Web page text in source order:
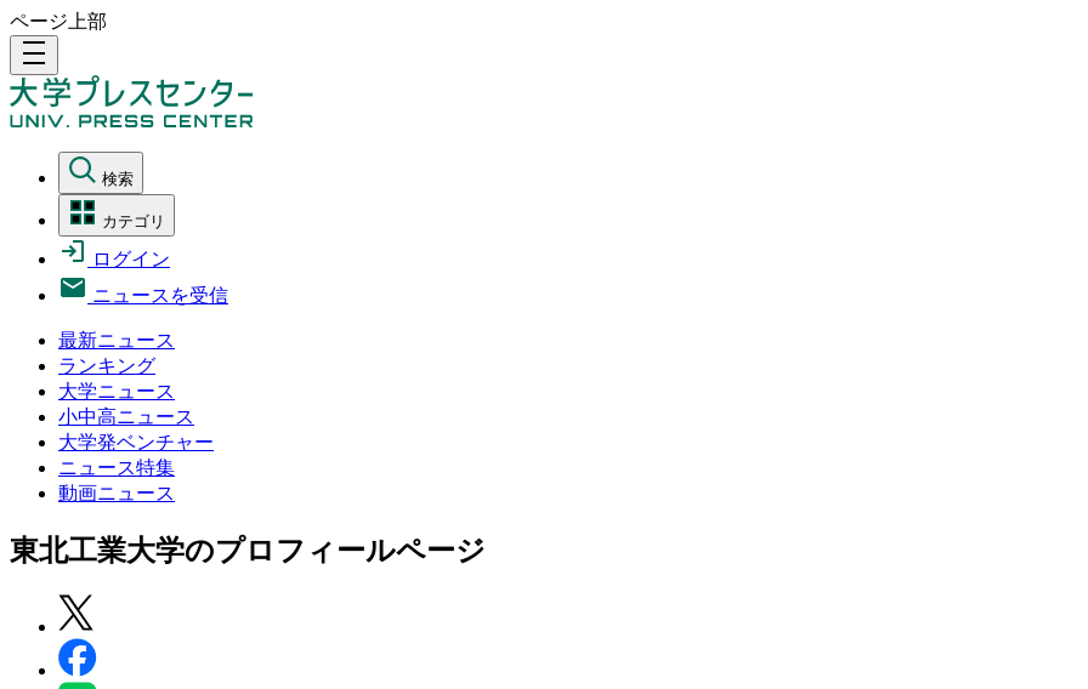
ページ上部
density_medium
検索
カテゴリ
ログイン
ニュースを受信
最新ニュース
ランキング
大学ニュース
小中高ニュース
大学発ベンチャー
ニュース特集
動画ニュース
東北工業大学のプロフィールページ